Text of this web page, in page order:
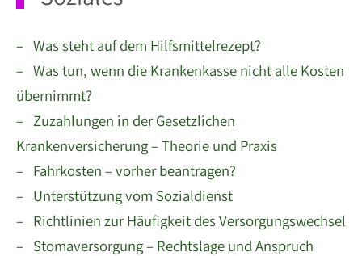
– Was steht auf dem Hilfsmittelrezept?
– Was tun, wenn die Krankenkasse nicht alle Kosten
übernimmt?
– Zuzahlungen in der Gesetzlichen
Krankenversicherung – Theorie und Praxis
– Fahrkosten – vorher beantragen?
– Unterstützung vom Sozialdienst
– Richtlinien zur Häufigkeit des Versorgungswechsel
– Stomaversorgung – Rechtslage und Anspruch